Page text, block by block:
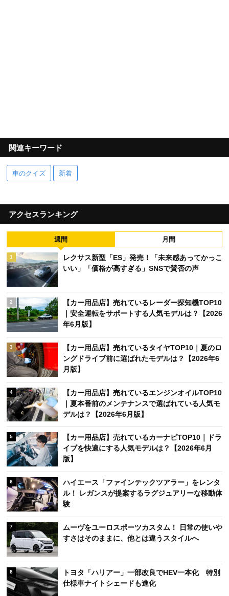
関連キーワード
車のクイズ 新着
アクセスランキング
週間 月間
1
レクサス新型「ES」発売！「未来感あってかっこ
いい」「価格が高すぎる」SNSで賛否の声
2
【カー用品店】売れているレーダー探知機TOP10
｜安全運転をサポートする人気モデルは？【2026
年6月版】
3
【カー用品店】売れているタイヤTOP10｜夏のロ
ングドライブ前に選ばれたモデルは？【2026年6
月版】
4
【カー用品店】売れているエンジンオイルTOP10
｜夏本番前のメンテナンスで選ばれている人気モ
デルは？【2026年6月版】
5
【カー用品店】売れているカーナビTOP10｜ドラ
イブを快適にする人気モデルは？【2026年6月
版】
6
ハイエース「ファインテックツアラー」をレンタ
ル！ レガンスが提案するラグジュアリーな移動体
験
7
ムーヴをユーロスポーツカスタム！ 日常の使いや
すさはそのままに、他とは違うスタイルへ
8
トヨタ「ハリアー」一部改良でHEV一本化 特別
仕様車ナイトシェードも進化